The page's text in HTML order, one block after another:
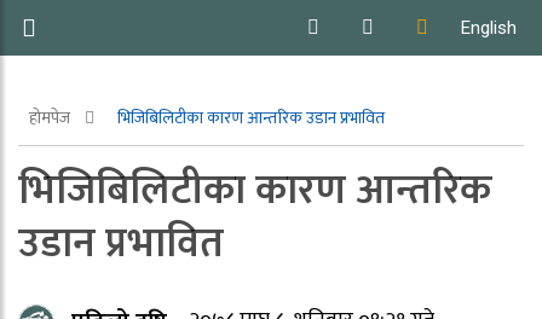
English
होमपेज भिजिबिलिटीका कारण आन्तरिक उडान प्रभावित
भिजिबिलिटीका कारण आन्तरिक
उडान प्रभावित